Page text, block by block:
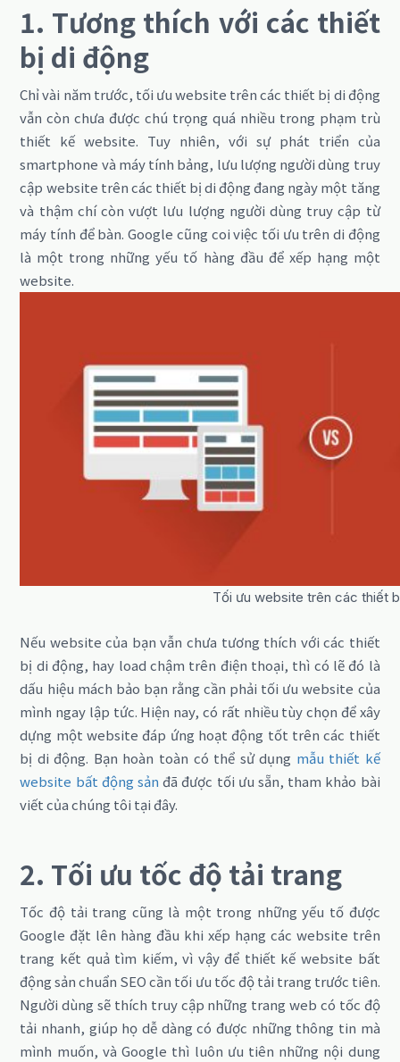
1. Tương thích với các thiết
bị di động
Chỉ vài năm trước, tối ưu website trên các thiết bị di động
vẫn còn chưa được chú trọng quá nhiều trong phạm trù
thiết kế website. Tuy nhiên, với sự phát triển của
smartphone và máy tính bảng, lưu lượng người dùng truy
cập website trên các thiết bị di động đang ngày một tăng
và thậm chí còn vượt lưu lượng người dùng truy cập từ
máy tính để bàn. Google cũng coi việc tối ưu trên di động
là một trong những yếu tố hàng đầu để xếp hạng một
website.
Tối ưu website trên các thiết
Nếu website của bạn vẫn chưa tương thích với các thiết
bị di động, hay load chậm trên điện thoại, thì có lẽ đó là
dấu hiệu mách bảo bạn rằng cần phải tối ưu website của
mình ngay lập tức. Hiện nay, có rất nhiều tùy chọn để xây
dựng một website đáp ứng hoạt động tốt trên các thiết
bị di động. Bạn hoàn toàn có thể sử dụng mẫu thiết kế
website bất động sản đã được tối ưu sẵn, tham khảo bài
viết của chúng tôi tại đây.
2. Tối ưu tốc độ tải trang
Tốc độ tải trang cũng là một trong những yếu tố được
Google đặt lên hàng đầu khi xếp hạng các website trên
trang kết quả tìm kiếm, vì vậy để thiết kế website bất
động sản chuẩn SEO cần tối ưu tốc độ tải trang trước tiên.
Người dùng sẽ thích truy cập những trang web có tốc độ
tải nhanh, giúp họ dễ dàng có được những thông tin mà
mình muốn, và Google thì luôn ưu tiên những nội dung